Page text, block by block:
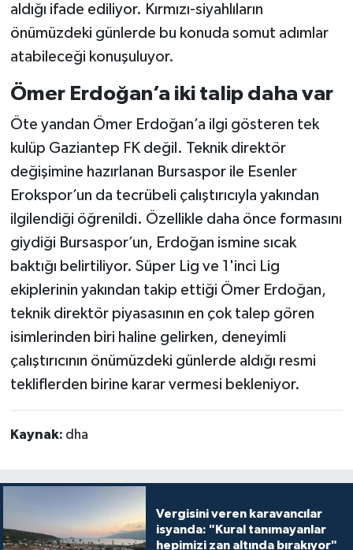
aldığı ifade ediliyor. Kırmızı-siyahlıların
önümüzdeki günlerde bu konuda somut adımlar
atabileceği konuşuluyor.
Ömer Erdoğan’a iki talip daha var
Öte yandan Ömer Erdoğan’a ilgi gösteren tek
kulüp Gaziantep FK değil. Teknik direktör
değişimine hazırlanan Bursaspor ile Esenler
Erokspor’un da tecrübeli çalıştırıcıyla yakından
ilgilendiği öğrenildi. Özellikle daha önce formasını
giydiği Bursaspor’un, Erdoğan ismine sıcak
baktığı belirtiliyor. Süper Lig ve 1'inci Lig
ekiplerinin yakından takip ettiği Ömer Erdoğan,
teknik direktör piyasasının en çok talep gören
isimlerinden biri haline gelirken, deneyimli
çalıştırıcının önümüzdeki günlerde aldığı resmi
tekliflerden birine karar vermesi bekleniyor.
Kaynak: dha
Vergisini veren karavancılar
isyanda: "Kural tanımayanlar
hepimizi zan altında bırakıyor"